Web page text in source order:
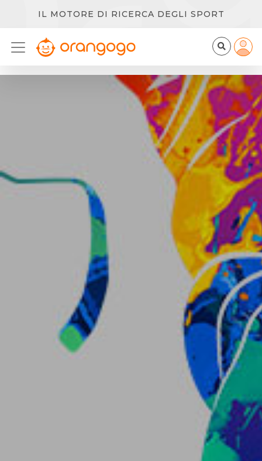
IL MOTORE DI RICERCA DEGLI SPORT